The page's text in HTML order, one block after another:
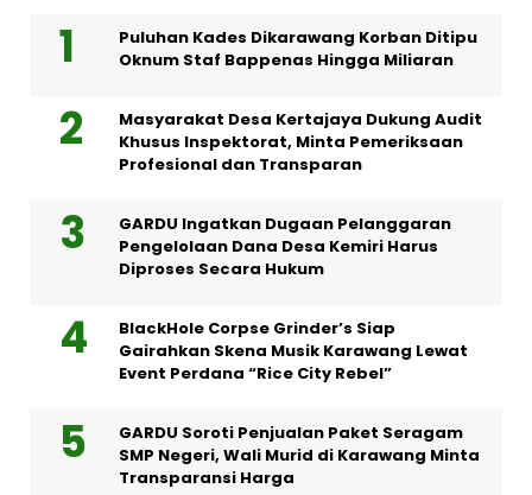
Puluhan Kades Dikarawang Korban Ditipu
Oknum Staf Bappenas Hingga Miliaran
Masyarakat Desa Kertajaya Dukung Audit
Khusus Inspektorat, Minta Pemeriksaan
Profesional dan Transparan
GARDU Ingatkan Dugaan Pelanggaran
Pengelolaan Dana Desa Kemiri Harus
Diproses Secara Hukum
BlackHole Corpse Grinder’s Siap
Gairahkan Skena Musik Karawang Lewat
Event Perdana “Rice City Rebel”
GARDU Soroti Penjualan Paket Seragam
SMP Negeri, Wali Murid di Karawang Minta
Transparansi Harga